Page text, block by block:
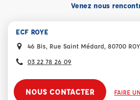
Venez nous
ECF ROYE
46 Bis, Rue Saint Médard, 80700
03 22 78 26 09
NOUS CONTACTER FAIRE